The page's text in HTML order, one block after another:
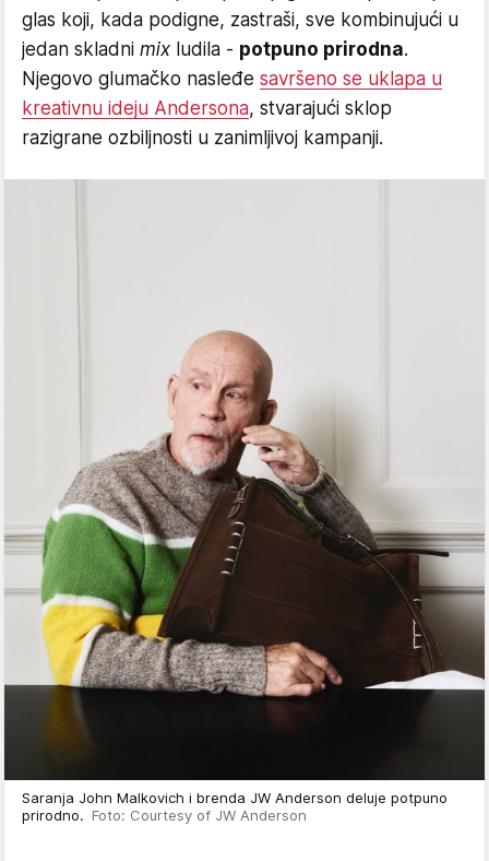
glas koji, kada podigne, zastraši, sve kombinujući u
jedan skladni mix ludila - potpuno prirodna.
Njegovo glumačko nasleđe savršeno se uklapa u
kreativnu ideju Andersona, stvarajući sklop
razigrane ozbiljnosti u zanimljivoj kampanji.
Saranja John Malkovich i brenda JW Anderson deluje potpuno
prirodno. Foto: Courtesy of JW Anderson